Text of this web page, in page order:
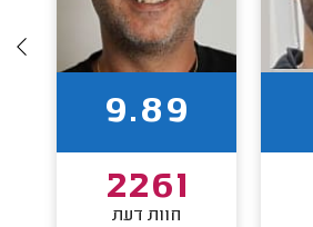
9.89
2261
חוות דעת